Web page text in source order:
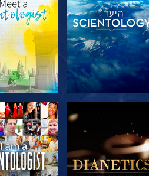
בדוק את הסדרה בדוק את